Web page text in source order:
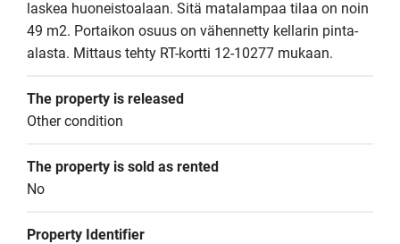
laskea huoneistoalaan. Sitä matalampaa tilaa on noin
49 m2. Portaikon osuus on vähennetty kellarin pinta-
alasta. Mittaus tehty RT-kortti 12-10277 mukaan.
The property is released
Other condition
The property is sold as rented
No
Property Identifier